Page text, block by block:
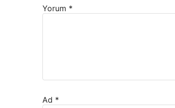
Yorum *
Ad *